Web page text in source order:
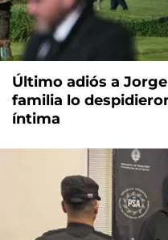
Último adiós a
familia lo
íntima